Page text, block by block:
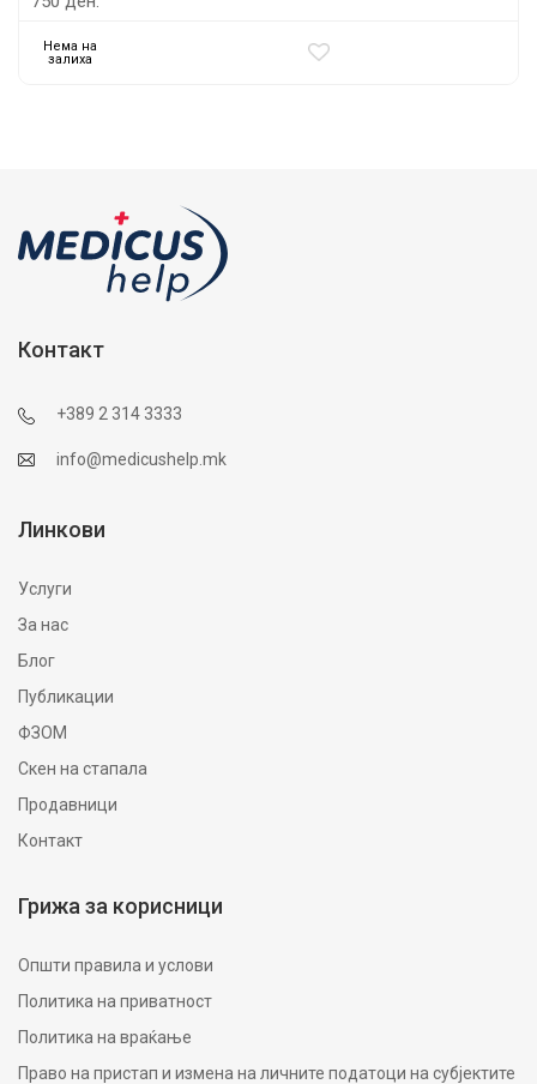
Нема на
залиха
Контакт
+389 2 314 3333
info@medicushelp.mk
Линкови
Услуги
За нас
Блог
Публикации
ФЗОМ
Скен на стапала
Продавници
Контакт
Грижа за корисници
Општи правила и услови
Политика на приватност
Политика на враќање
Право на пристап и измена на личните податоци на субјектите